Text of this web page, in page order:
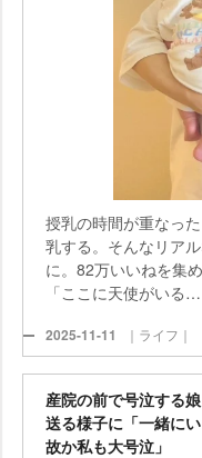
授乳の時間が重なっ
乳する。そんなリア
に。82万いいねを集
「ここに天使がいる
2025-11-11 ｜ライフ｜
産院の前で号泣する
送る様子に「一緒に
故か私も大号泣」